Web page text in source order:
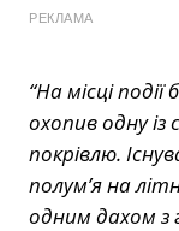
РЕКЛАМА
“На місці
охопив одну
покрівлю.
полум’я на
одним дахом з